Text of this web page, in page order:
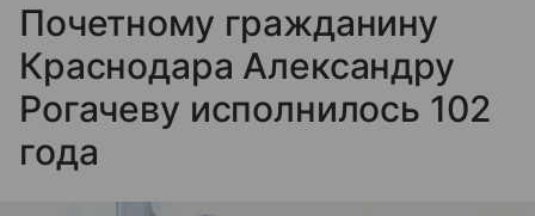
Почетному гражданину
Краснодара Александру
Рогачеву исполнилось 102
года